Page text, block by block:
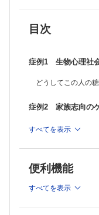
症例12 幼小児・思春
登校拒否？ 心の病
どうしてこの人は最
がん末期の患者さん
症例15-2 男性の健康
症例16 リハビリテー
うつ病だと思うんだ
か？
症例18 救急医療
目次
症例1 生物心理社
どうしてこの人の
症例2 家族志向の
この難しい長女さ
ゴールの見えない
すべてを表示
便利機能
すべてを表示